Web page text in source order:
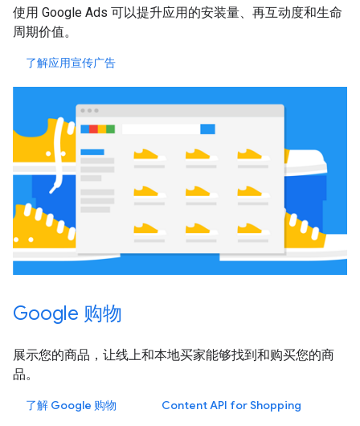
使用 Google Ads 可以提升应用的安装量、再互动度和生命
周期价值。
了解应用宣传广告
Google 购物
展示您的商品，让线上和本地买家能够找到和购买您的商
品。
了解 Google 购物 Content API for Shopping